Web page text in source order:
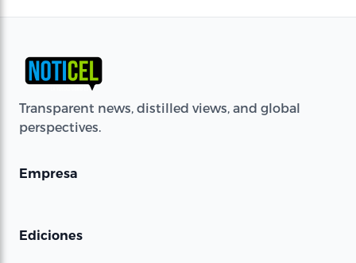
Transparent news, distilled views, and global
perspectives.
Empresa
Ediciones